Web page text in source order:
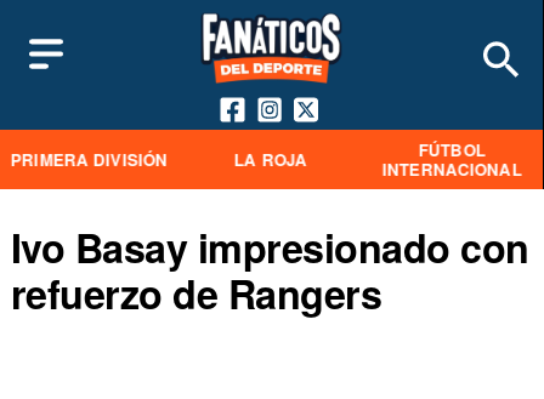
PRIMERA DIVISIÓN LA ROJA
FÚTBOL
INTERNACIONAL
Ivo Basay impresionado con
refuerzo de Rangers